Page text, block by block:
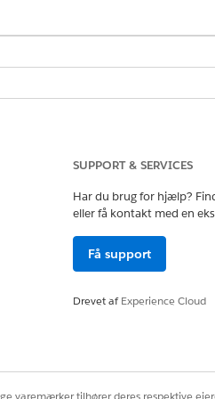
bygning, etage, værelse eller
fokusområder eller
et forløb i Flow Builder
SUPPORT & SERVICES
Har du brug for hjælp?
eller få kontakt med en
Få support
Drevet afExperience Cloud
varemærker tilhører deres respektive